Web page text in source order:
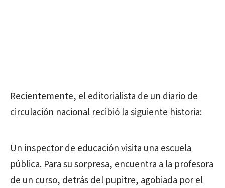
Recientemente, el editorialista de un diario de
circulación nacional recibió la siguiente historia:
Un inspector de educación visita una escuela
pública. Para su sorpresa, encuentra a la profesora
de un curso, detrás del pupitre, agobiada por el